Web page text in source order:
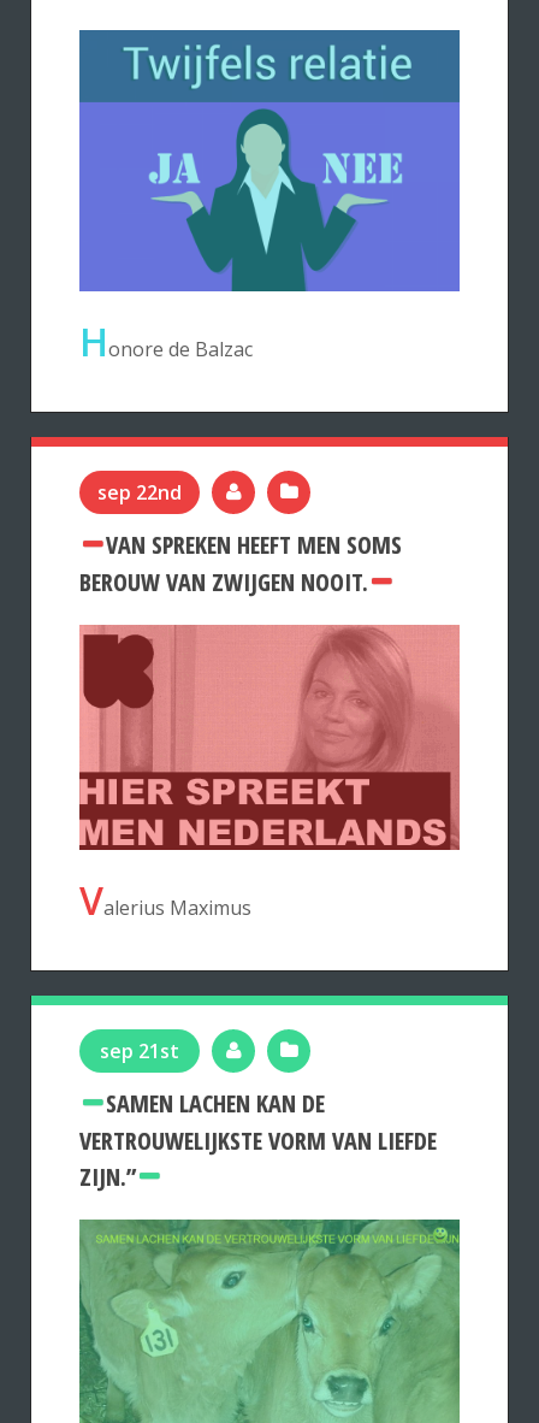
Honore de Balzac
sep 22nd
VAN SPREKEN HEEFT MEN SOMS
BEROUW VAN ZWIJGEN NOOIT.
Valerius Maximus
sep 21st
SAMEN LACHEN KAN DE
VERTROUWELIJKSTE VORM VAN LIEFDE
ZIJN.”